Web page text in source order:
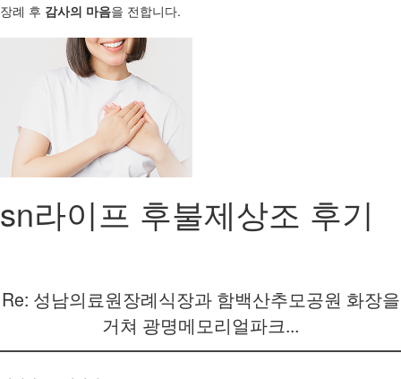
장례 후 감사의 마음을 전합니다.
sn라이프 후불제상조 후기
Re: 성남의료원장례식장과 함백산추모공원 화장을
거쳐 광명메모리얼파크...